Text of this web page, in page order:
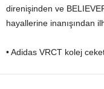
direnişinden ve
hayallerine inanışından
• Adidas VRCT kolej